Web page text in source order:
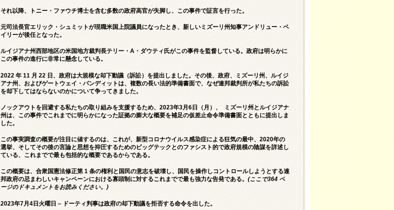
それ以降、トニー・ファウチ博士を含む多数の政府高官が失脚し、この事件で証言を行った。
元司法長官エリック・シュミットが現職米国上院議員になったとき、新しいミズーリ州知事アンドリュー・ベ
イリーが後任となった。
ルイジアナ州西部地区の米国地方裁判長テリー・A・ダウティ氏がこの事件を監督している。政府は明らかに
この事件の進行に非常に懸念している。
2022 年 11 月 22 日、政府は大規模な却下動議（訴訟）を提出しました。その後、政府、ミズーリ州、ルイジ
アナ州、およびゲートウェイ・パンディットは、複数の長い法的準備書面で、なぜ連邦裁判所が私たちの訴訟
を却下してはならないのかについて争ってきました。
ノックアウトを回避する私たちの取り組みを支援するため、2023年3月6日（月）、 ミズーリ州とルイジアナ
州は、この事件でこれまでに明らかになった証拠の膨大な概要を補足の仮差止命令準備書面とともに提出しま
した。
この事実調査の概要が注目に値するのは、これが、新型コロナウイルス感染症による狂気の最中、2020年の
選挙、そしてその後の言論と思想を抑圧するためのビッグテックとのファシスト的で政府規模の陰謀を詳述し
ている、これまでで最も包括的な概要であるからである。
この概要は、合衆国憲法修正第 1 条の権利と国民の意志を破壊し、国民を操作しコントロールしようとする連
邦政府の忌まわしいキャンペーンにおける寡頭制に対するこれまでで最も強力な告発である。 (ここで364 ペ
ージのドキュメントをお読みください。)
2023年7月4日火曜日 – ドーティ判事は政府の却下動議を拒否する命令を出した。